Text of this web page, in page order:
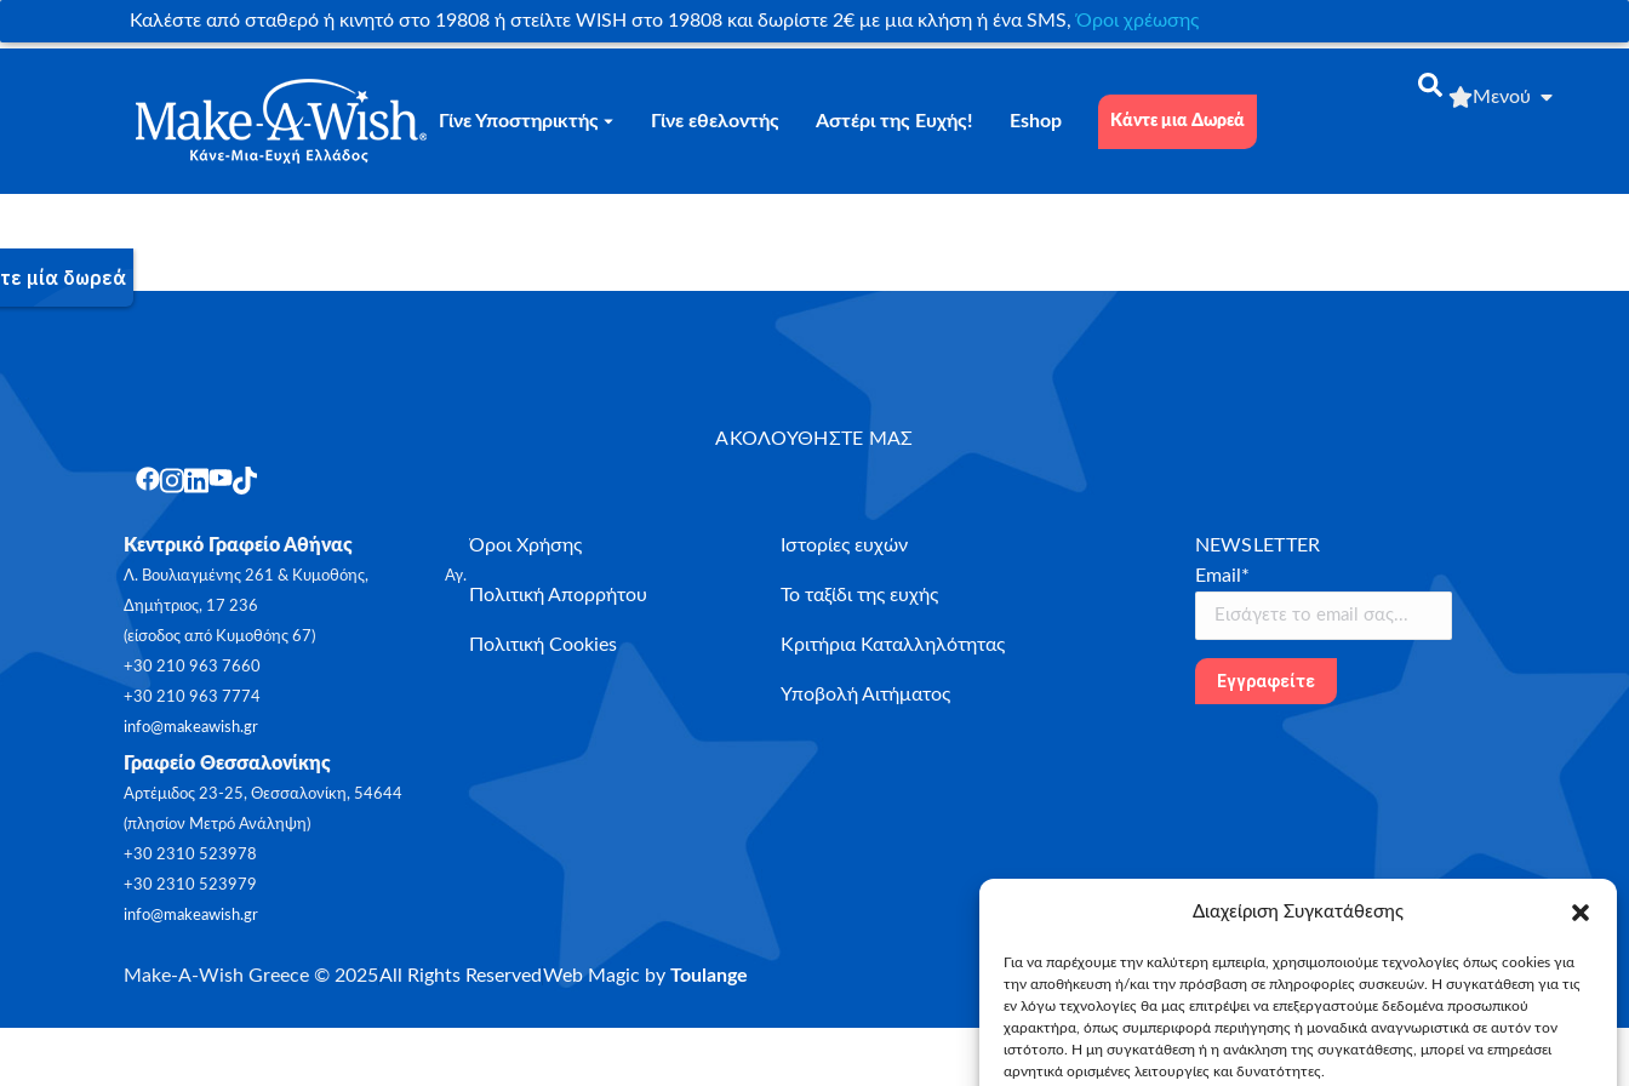
Διαχείριση Συγκατάθεσης
Για να παρέχουμε την καλύτερη εμπειρία, χρησιμοποιούμε τεχνολογίες όπως cookies για
την αποθήκευση ή/και την πρόσβαση σε πληροφορίες συσκευών. Η συγκατάθεση για τις
εν λόγω τεχνολογίες θα μας επιτρέψει να επεξεργαστούμε δεδομένα προσωπικού
χαρακτήρα, όπως συμπεριφορά περιήγησης ή μοναδικά αναγνωριστικά σε αυτόν τον
ιστότοπο. Η μη συγκατάθεση ή η ανάκληση της συγκατάθεσης, μπορεί να επηρεάσει
αρνητικά ορισμένες λειτουργίες και δυνατότητες.
Καλέστε από σταθερό ή κινητό στο 19808 ή στείλτε WISH στο 19808 και δωρίστε 2€ με μια κλήση ή ένα SMS,Όροι χρέωσης
Γίνε Υποστηρικτής Γίνε εθελοντής Αστέρι της Ευχής! Eshop Κάντε μια Δωρεά
Μενού
Nullam tincidunt – dignissim augue, eu condimentum rutrum lorem ipsum eu condimentum libero orci dapibus dignissim velit vitae fermentum.
ΑΚΟΛΟΥΘΗΣΤΕ ΜΑΣ
Κεντρικό Γραφείο Αθήνας
Λ. Βουλιαγμένης 261 & Κυμοθόης, Αγ.
Δημήτριος, 17 236
(είσοδος από Κυμοθόης 67)
+30 210 963 7660
+30 210 963 7774
info@makeawish.gr
Γραφείο Θεσσαλονίκης
Αρτέμιδος 23-25, Θεσσαλονίκη, 54644
(πλησίον Μετρό Ανάληψη)
+30 2310 523978
+30 2310 523979
info@makeawish.gr
Όροι Χρήσης
Πολιτική Απορρήτου
Πολιτική Cookies
Ιστορίες ευχών
Το ταξίδι της ευχής
Κριτήρια Καταλληλότητας
Υποβολή Αιτήματος
NEWSLETTER
Email*
Make-A-Wish Greece © 2025All Rights ReservedWeb Magic by Toulange